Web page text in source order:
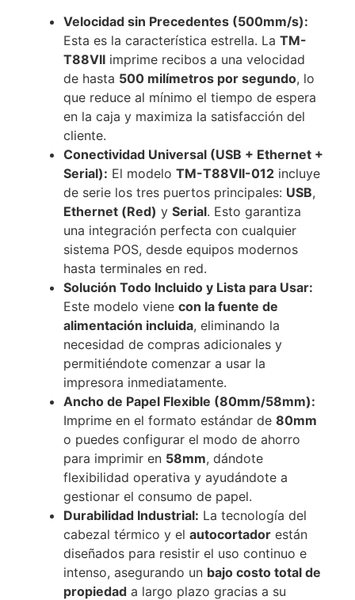
Velocidad sin Precedentes (500mm/s):
Esta es la característica estrella. La TM-
T88VII imprime recibos a una velocidad
de hasta 500 milímetros por segundo, lo
que reduce al mínimo el tiempo de espera
en la caja y maximiza la satisfacción del
cliente.
Conectividad Universal (USB + Ethernet +
Serial): El modelo TM-T88VII-012 incluye
de serie los tres puertos principales: USB,
Ethernet (Red) y Serial. Esto garantiza
una integración perfecta con cualquier
sistema POS, desde equipos modernos
hasta terminales en red.
Solución Todo Incluido y Lista para Usar:
Este modelo viene con la fuente de
alimentación incluida, eliminando la
necesidad de compras adicionales y
permitiéndote comenzar a usar la
impresora inmediatamente.
Ancho de Papel Flexible (80mm/58mm):
Imprime en el formato estándar de 80mm
o puedes configurar el modo de ahorro
para imprimir en 58mm, dándote
flexibilidad operativa y ayudándote a
gestionar el consumo de papel.
Durabilidad Industrial: La tecnología del
cabezal térmico y el autocortador están
diseñados para resistir el uso continuo e
intenso, asegurando un bajo costo total de
propiedad a largo plazo gracias a su